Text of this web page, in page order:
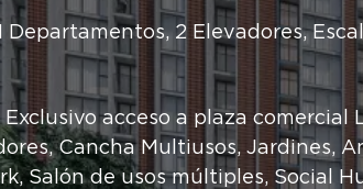
Departamentos, 2 Elevadores,
acceso a plaza comercial
Cancha Multiusos, Jardines,
Salón de usos múltiples, Social